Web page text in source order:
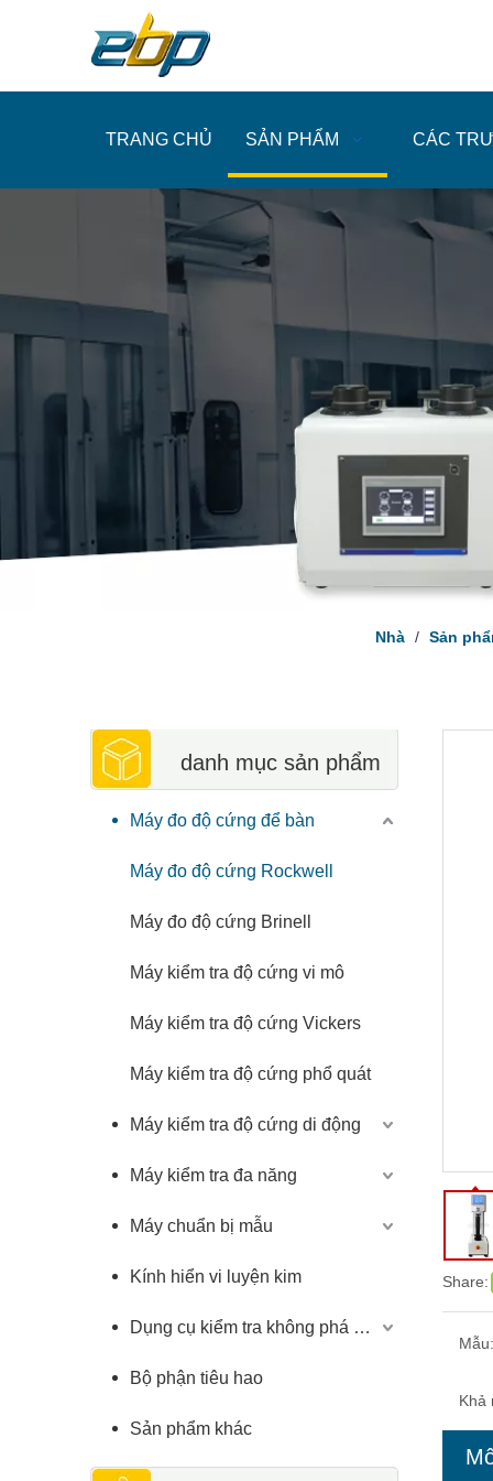
TRANG CHỦ SẢN PHẨM CÁC
Nhà / Sản
danh mục sản phẩm
Máy đo độ cứng để bàn
Máy đo độ cứng Rockwell
Máy đo độ cứng Brinell
Máy kiểm tra độ cứng vi mô
Máy kiểm tra độ cứng Vickers
Máy kiểm tra độ cứng phổ quát
Máy kiểm tra độ cứng di động
Máy kiểm tra đa năng
Máy chuẩn bị mẫu
Kính hiển vi luyện kim
Dụng cụ kiểm tra không phá hủy
Bộ phận tiêu hao
Sản phẩm khác
Share:
Mẫu:
Khả